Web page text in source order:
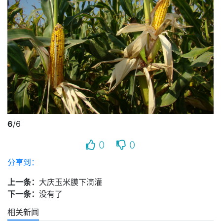
6/6
0 0
分享到：
上一条： 大庆玉米膜下滴灌
下一条： 没有了
相关新闻